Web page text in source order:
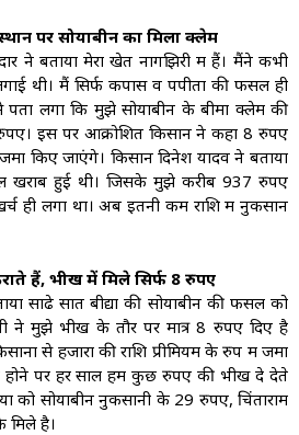
पर सोयाबीन का मिला क्लेम
ने बताया मेरा खेत नागझिरी में हैं। मैंने कभी
थी। मैं सिर्फ कपास व पपीता की फसल ही
लगा कि मुझे सोयाबीन के बीमा क्लेम की
रुपए। इस पर आक्रोशित किसान ने कहा 8 रुपए
किए जाएंगे। किसान दिनेश यादव ने बताया
खराब हुई थी। जिसके मुझे करीब 937 रुपए
ही लगा था। अब इतनी कम राशि में नुकसान
हैं, भीख में मिले सिर्फ 8 रुपए
साढे सात बीद्या की सोयाबीन की फसल को
ने मुझे भीख के तौर पर मात्र 8 रुपए दिए है
से हजारों की राशि प्रीमियम के रुप में जमा
होने पर हर साल हमें कुछ रुपए की भीख दे देते
को सोयाबीन नुकसानी के 29 रुपए, चिंताराम
मिले है।